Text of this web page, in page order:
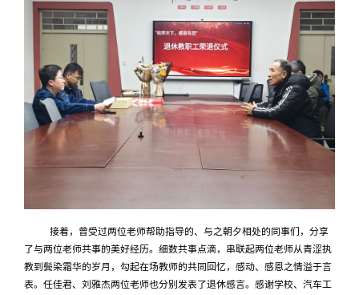
接着，曾受过两位老师帮助指导的、与之朝夕相处的同事们，分享
了与两位老师共事的美好经历。细数共事点滴，串联起两位老师从青涩执
教到鬓染霜华的岁月，勾起在场教师的共同回忆，感动、感恩之情溢于言
表。任佳君、刘雅杰两位老师也分别发表了退休感言。感谢学校、汽车工